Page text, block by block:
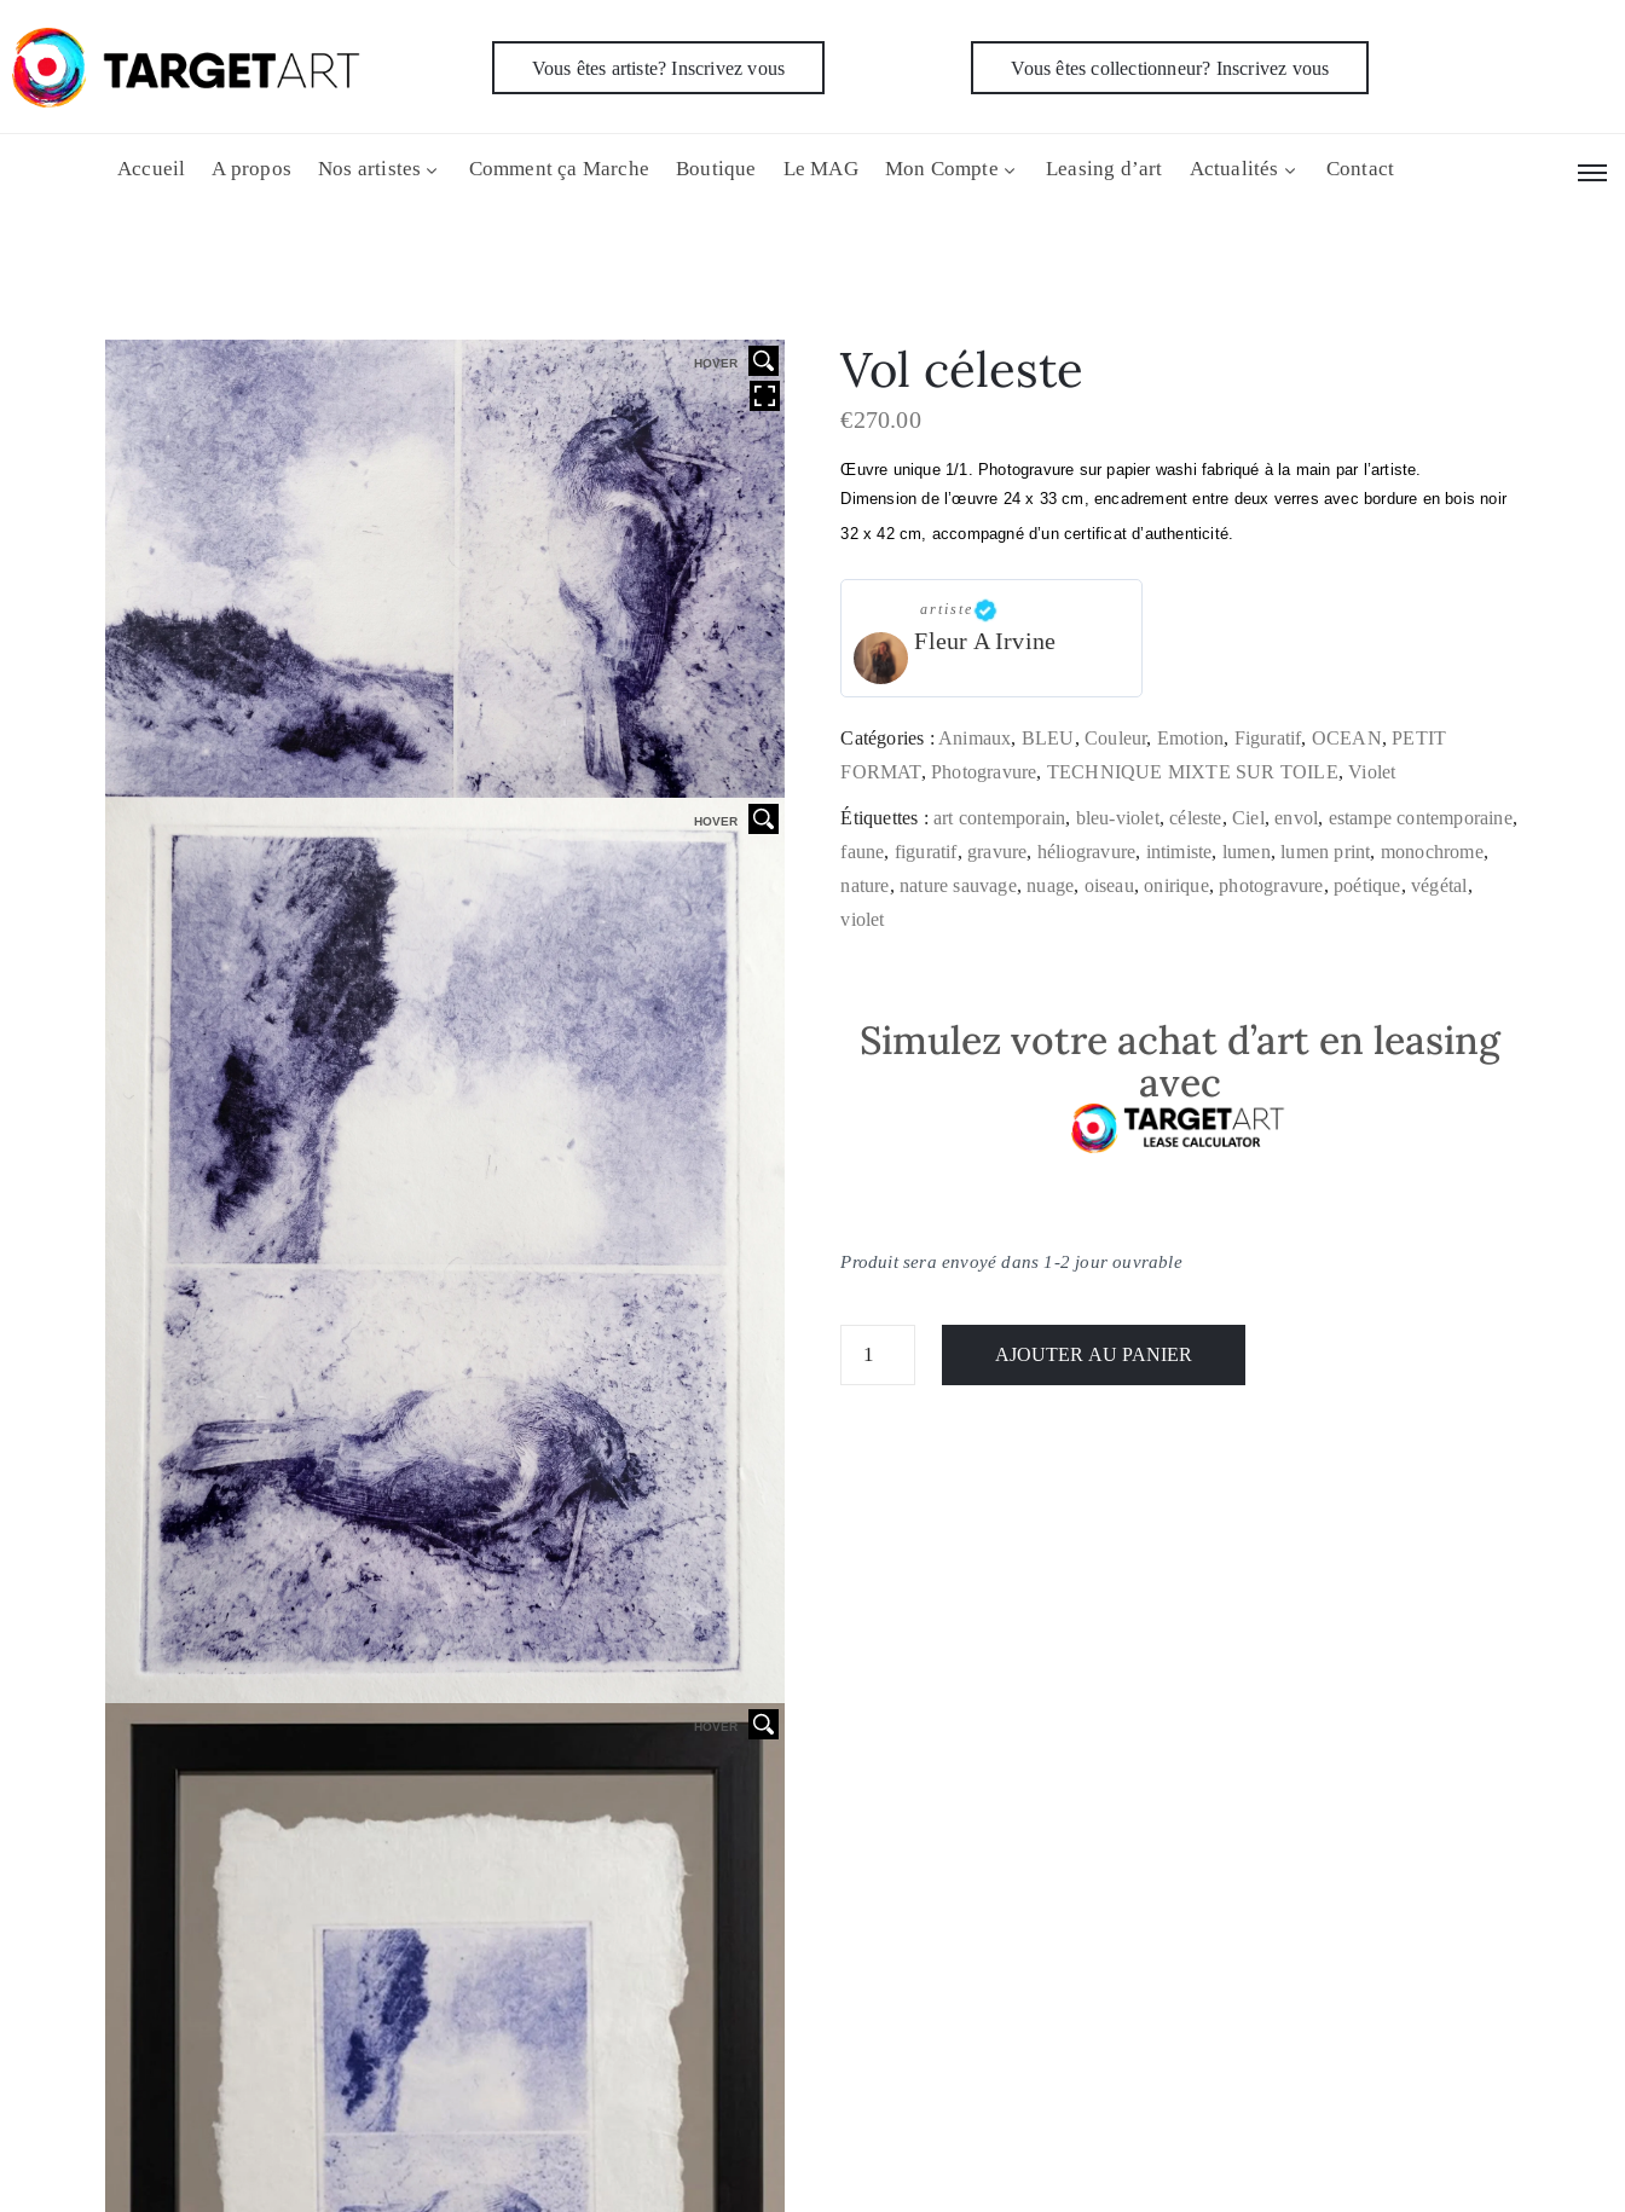
Vous êtes artiste? Inscrivez vous Vous êtes collectionneur? Inscrivez vous
Accueil A propos Nos artistes Comment ça Marche Boutique Le MAG Mon Compte Leasing d’art Actualités Contact
HOVER
HOVER
HOVER
Vol céleste
€270.00
Œuvre unique 1/1. Photogravure sur papier washi fabriqué à la main par l’artiste.
Dimension de l’œuvre 24 x 33 cm, encadrement entre deux verres avec bordure en bois noir
32 x 42 cm, accompagné d’un certificat d’authenticité.
artiste
Fleur A Irvine
Catégories : Animaux, BLEU,Couleur, Emotion, Figuratif, OCEAN,PETIT
FORMAT,Photogravure, TECHNIQUE MIXTE SUR TOILE,Violet
Étiquettes :art contemporain, bleu-violet,céleste,Ciel,envol, estampe contemporaine,
faune, figuratif, gravure, héliogravure, intimiste, lumen,lumen print, monochrome,
nature,nature sauvage,nuage, oiseau,onirique,photogravure,poétique,végétal,
violet
Simulez votre achat d’art en leasing
avec
Produit sera envoyé dans 1-2 jour ouvrable
AJOUTER AU PANIER